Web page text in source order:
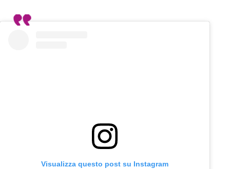
Visualizza questo post su Instagram